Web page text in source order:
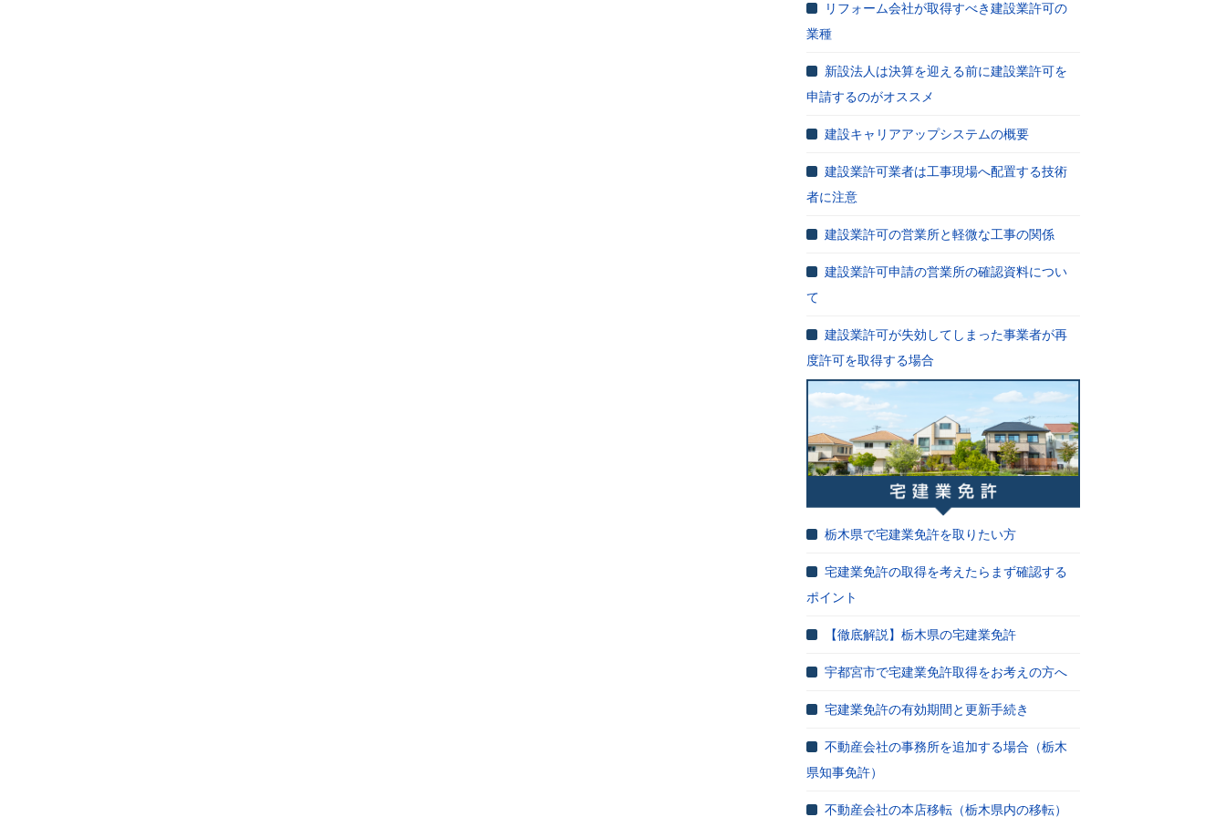
リフォーム会社が取得すべき建設業許可の
業種
新設法人は決算を迎える前に建設業許可を
申請するのがオススメ
建設キャリアアップシステムの概要
建設業許可業者は工事現場へ配置する技術
者に注意
建設業許可の営業所と軽微な工事の関係
建設業許可申請の営業所の確認資料につい
て
建設業許可が失効してしまった事業者が再
度許可を取得する場合
栃木県で宅建業免許を取りたい方
宅建業免許の取得を考えたらまず確認する
ポイント
【徹底解説】栃木県の宅建業免許
宇都宮市で宅建業免許取得をお考えの方へ
宅建業免許の有効期間と更新手続き
不動産会社の事務所を追加する場合（栃木
県知事免許）
不動産会社の本店移転（栃木県内の移転）